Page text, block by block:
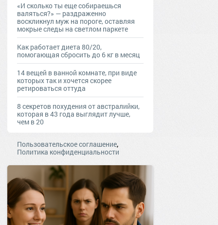
«И сколько ты еще собираешься
валяться?» — раздраженно
воскликнул муж на пороге, оставляя
мокрые следы на светлом паркете
Как работает диета 80/20,
помогающая сбросить до 6 кг в месяц
14 вещей в ванной комнате, при виде
которых так и хочется скорее
ретироваться оттуда
8 секретов похудения от австралийки,
которая в 43 года выглядит лучше,
чем в 20
Пользовательское соглашение,
Политика конфиденциальности